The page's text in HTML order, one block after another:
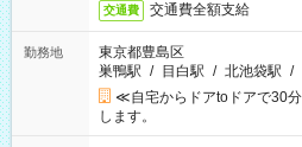
交通費 交通費全額支給
勤務地
東京都豊島区
巣鴨駅 / 目白駅 / 北池袋駅 /
≪自宅からドアtoドアで30
します。